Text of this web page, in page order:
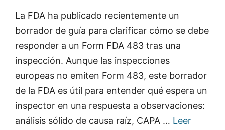
La FDA ha publicado recientemente un
borrador de guía para clarificar cómo se debe
responder a un Form FDA 483 tras una
inspección. Aunque las inspecciones
europeas no emiten Form 483, este borrador
de la FDA es útil para entender qué espera un
inspector en una respuesta a observaciones:
análisis sólido de causa raíz, CAPA … Leer